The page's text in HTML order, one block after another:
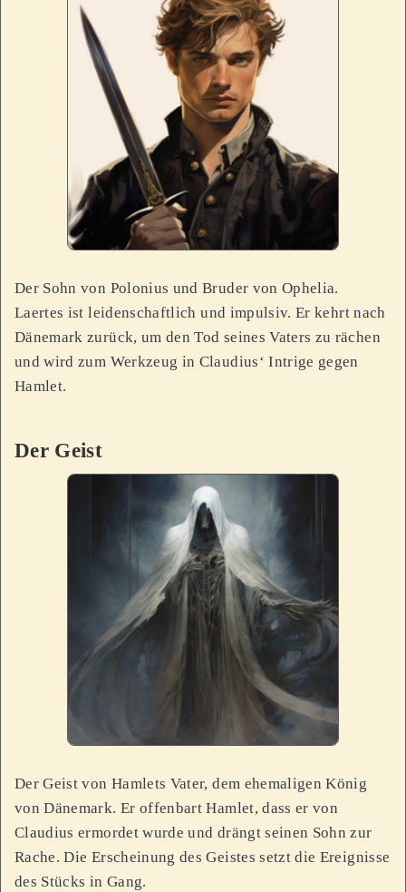
Der Sohn von Polonius und Bruder von Ophelia.
Laertes ist leidenschaftlich und impulsiv. Er kehrt nach
Dänemark zurück, um den Tod seines Vaters zu rächen
und wird zum Werkzeug in Claudius‘ Intrige gegen
Hamlet.
Der Geist
Der Geist von Hamlets Vater, dem ehemaligen König
von Dänemark. Er offenbart Hamlet, dass er von
Claudius ermordet wurde und drängt seinen Sohn zur
Rache. Die Erscheinung des Geistes setzt die Ereignisse
des Stücks in Gang.